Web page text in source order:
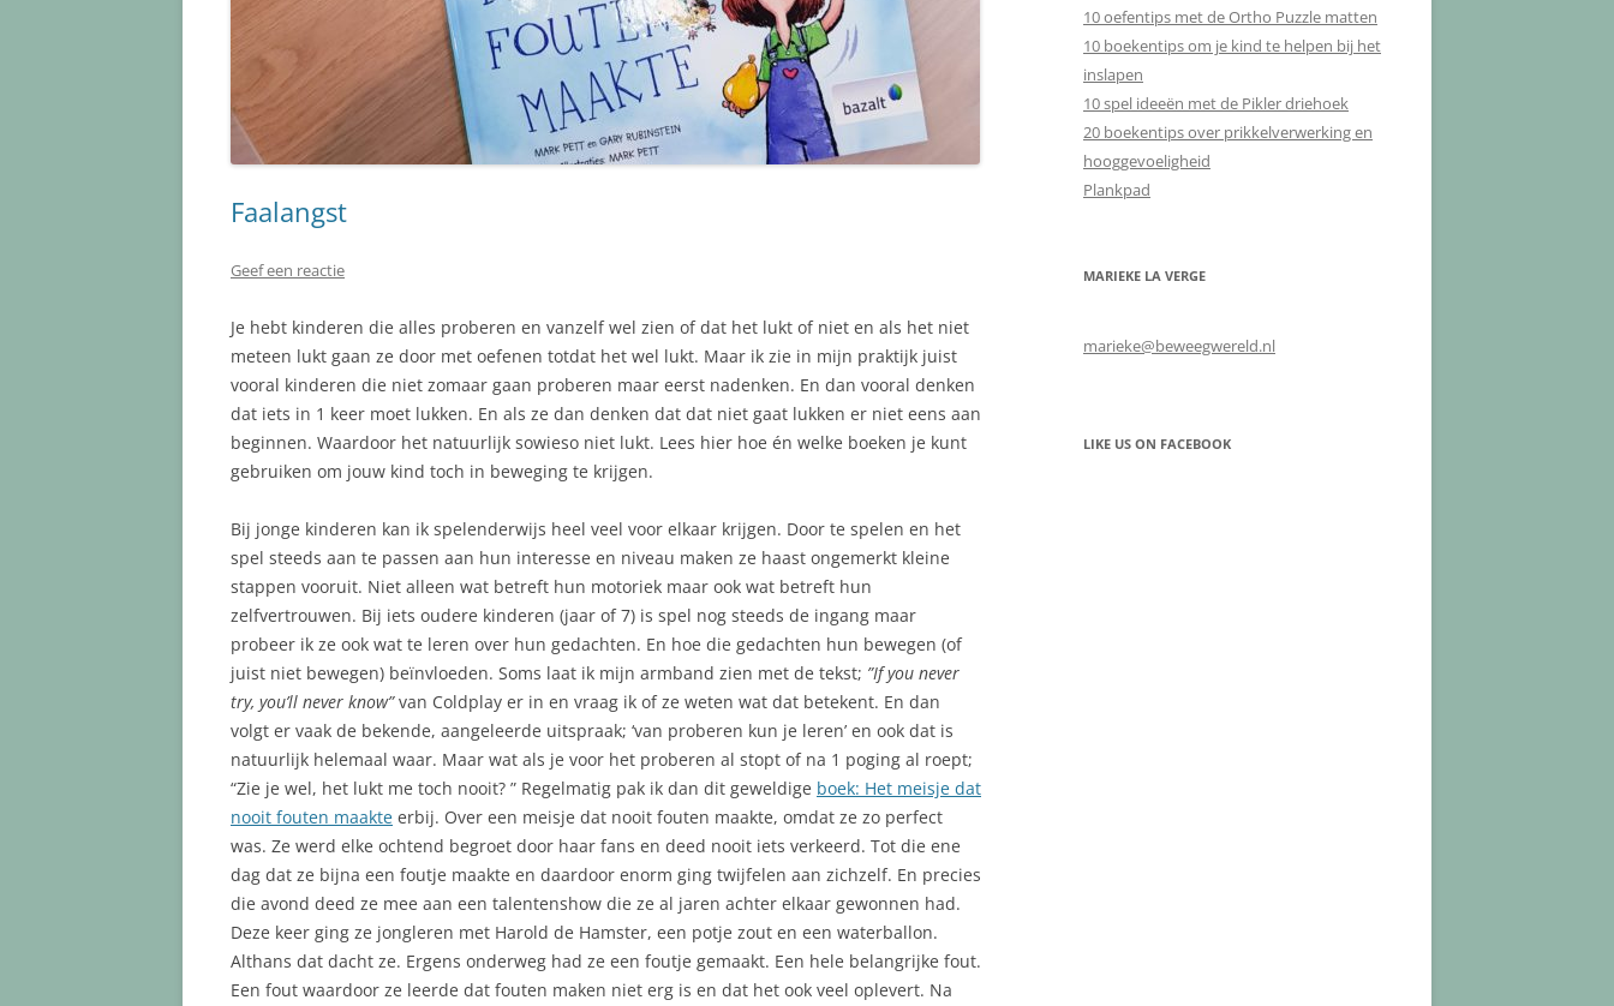
Faalangst
Geef een reactie
Je hebt kinderen die alles proberen en vanzelf wel zien of dat het lukt of niet en als het niet
meteen lukt gaan ze door met oefenen totdat het wel lukt. Maar ik zie in mijn praktijk juist
vooral kinderen die niet zomaar gaan proberen maar eerst nadenken. En dan vooral denken
dat iets in 1 keer moet lukken. En als ze dan denken dat dat niet gaat lukken er niet eens aan
beginnen. Waardoor het natuurlijk sowieso niet lukt. Lees hier hoe én welke boeken je kunt
gebruiken om jouw kind toch in beweging te krijgen.
Bij jonge kinderen kan ik spelenderwijs heel veel voor elkaar krijgen. Door te spelen en het
spel steeds aan te passen aan hun interesse en niveau maken ze haast ongemerkt kleine
stappen vooruit. Niet alleen wat betreft hun motoriek maar ook wat betreft hun
zelfvertrouwen. Bij iets oudere kinderen (jaar of 7) is spel nog steeds de ingang maar
probeer ik ze ook wat te leren over hun gedachten. En hoe die gedachten hun bewegen (of
juist niet bewegen) beïnvloeden. Soms laat ik mijn armband zien met de tekst; ”If you never
try, you’ll never know”van Coldplay er in en vraag ik of ze weten wat dat betekent. En dan
volgt er vaak de bekende, aangeleerde uitspraak; ‘van proberen kun je leren’ en ook dat is
natuurlijk helemaal waar. Maar wat als je voor het proberen al stopt of na 1 poging al roept;
“Zie je wel, het lukt me toch nooit? ” Regelmatig pak ik dan dit geweldige boek: Het meisje dat
nooit fouten maakte erbij. Over een meisje dat nooit fouten maakte, omdat ze zo perfect
was. Ze werd elke ochtend begroet door haar fans en deed nooit iets verkeerd. Tot die ene
dag dat ze bijna een foutje maakte en daardoor enorm ging twijfelen aan zichzelf. En precies
die avond deed ze mee aan een talentenshow die ze al jaren achter elkaar gewonnen had.
Deze keer ging ze jongleren met Harold de Hamster, een potje zout en een waterballon.
Althans dat dacht ze. Ergens onderweg had ze een foutje gemaakt. Een hele belangrijke fout.
Een fout waardoor ze leerde dat fouten maken niet erg is en dat het ook veel oplevert. Na
10 oefentips met de Ortho Puzzle matten
10 boekentips om je kind te helpen bij het
inslapen
10 spel ideeën met de Pikler driehoek
20 boekentips over prikkelverwerking en
hooggevoeligheid
Plankpad
MARIEKE LA VERGE
marieke@beweegwereld.nl
LIKE US ON FACEBOOK